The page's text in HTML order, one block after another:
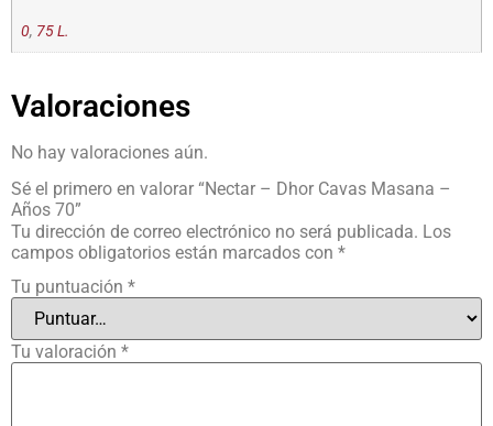
0, 75 L.
Valoraciones
No hay valoraciones aún.
Sé el primero en valorar “Nectar – Dhor Cavas Masana –
Años 70”
Tu dirección de correo electrónico no será publicada. Los
campos obligatorios están marcados con *
Tu puntuación *
Tu valoración *